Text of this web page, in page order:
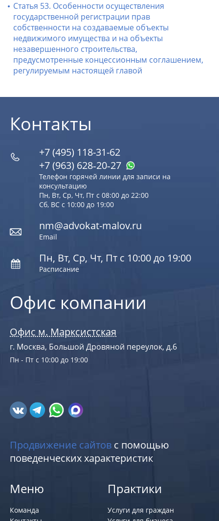
Статья 53. Особенности осуществления
государственной регистрации прав
собственности на создаваемые объекты
недвижимого имущества и на объекты
незавершенного строительства,
предусмотренные концессионным соглашением,
регулируемым настоящей главой
Офис компании
Офис м. Марксистская
г. Москва, Большой Дровяной переулок, д.6
Пн - Пт с 10:00 до 19:00
Контакты
+7 (495) 118-31-62
+7 (963) 628‑20‑27
Телефон горячей линии для записи на
консультацию
Пн, Вт, Ср, Чт, Пт с 08:00 до 22:00
Сб, ВС с 10:00 до 19:00
nm@advokat-malov.ru
Email
Пн, Вт, Ср, Чт, Пт с 10:00 до 19:00
Расписание
Продвижение сайтов с помощью
поведенческих характеристик
Меню
Команда
Практики
Услуги для граждан